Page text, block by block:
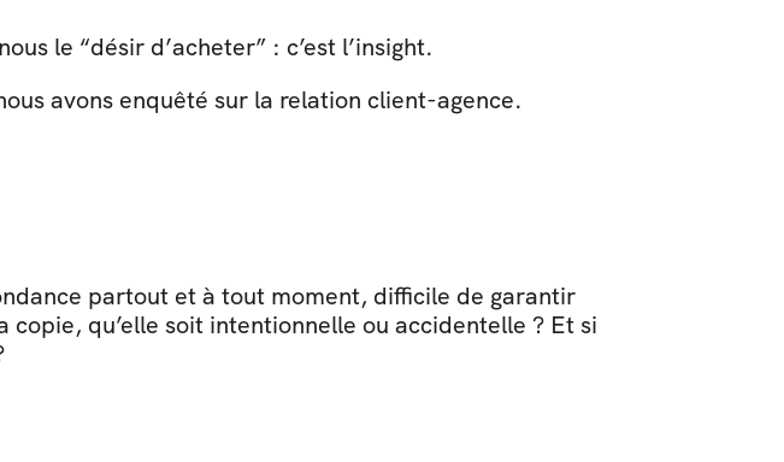
le “désir d’acheter” : c’est l’insight.
avons enquêté sur la relation client-agence.
partout et à tout moment, difficile de garantir
qu’elle soit intentionnelle ou accidentelle ? Et si